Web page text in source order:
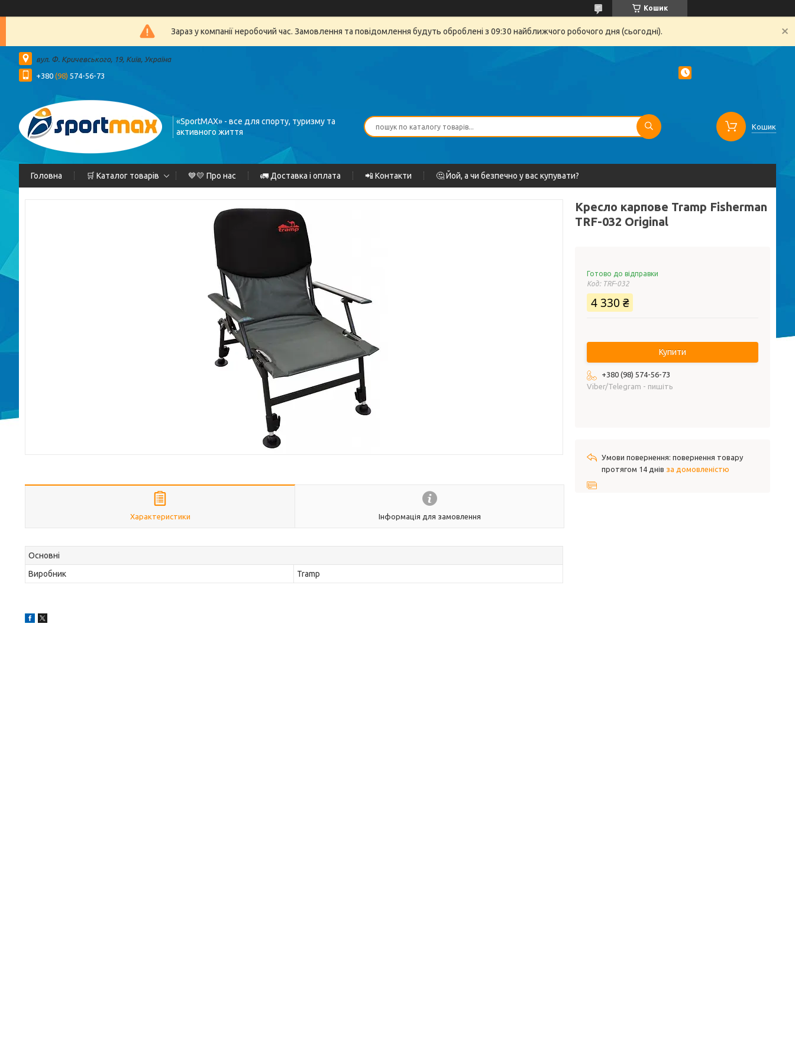
Кошик
Зараз у компанії неробочий час. Замовлення та повідомлення будуть оброблені з 09:30 найближчого робочого дня (сьогодні).
вул. Ф. Кричевського, 19, Київ, Україна
+380 (98) 574-56-73
«SportMAX» - все для спорту, туризму та
активного життя
Кошик
Головна 🛒 Каталог товарів 💙💛 Про нас 🚛 Доставка і оплата 📲 Контакти 🤔 Йой, а чи безпечно у вас купувати?
Характеристики Інформація для замовлення
Основні
Виробник
Tramp
Кресло карпове Tramp Fisherman
TRF-032 Original
Готово до відправки
Код: TRF-032
4 330 ₴
Купити
+380 (98) 574-56-73
Viber/Telegram - пишіть
повернення товару
протягом 14 днів за домовленістю